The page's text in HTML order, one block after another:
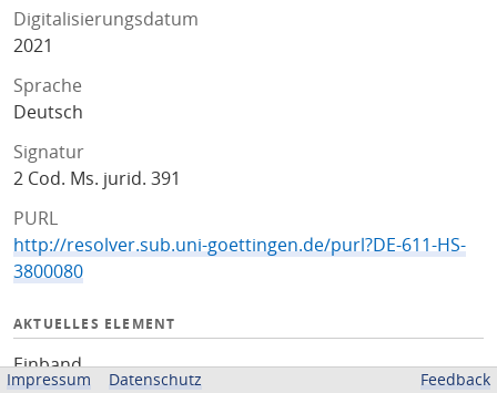
Digitalisierungsdatum
2021
Sprache
Deutsch
Signatur
2 Cod. Ms. jurid. 391
PURL
http://resolver.sub.uni-goettingen.de/purl?DE-611-HS-
3800080
AKTUELLES ELEMENT
Einband
Impressum Datenschutz Feedback